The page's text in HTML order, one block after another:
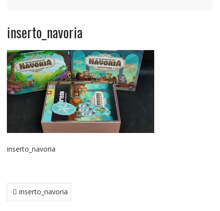
inserto_navoria
inserto_navoria
Navegación
de
inserto_navoria